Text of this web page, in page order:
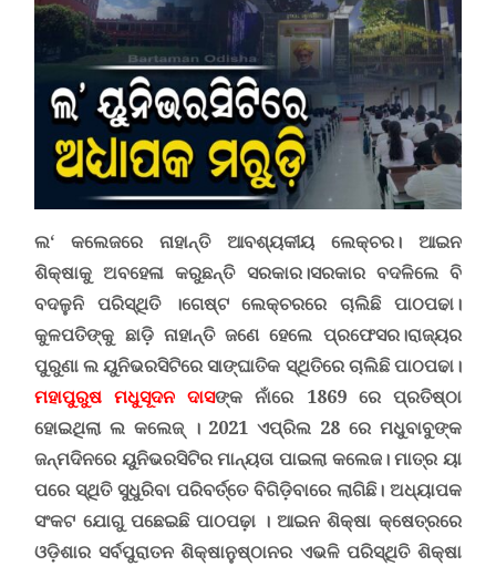
ଲ‘ କଲେଜରେ ନାହାନ୍ତି ଆବଶ୍ୟକୀୟ ଲେକ୍ଚର। ଆଇନ
ଶିକ୍ଷାକୁ ଅବହେଳା କରୁଛନ୍ତି ସରକାର।ସରକାର ବଦଳିଲେ ବି
ବଦଳୁନି ପରିସ୍ଥିତି ।ଗେଷ୍ଟ ଲେକ୍ଚରରେ ଚାଲିଛି ପାଠପଢା।
କୁଳପତିଙ୍କୁ ଛାଡ଼ି ନାହାନ୍ତି ଜଣେ ହେଲେ ପ୍ରଫେସର।ରାଜ୍ୟର
ପୁରୁଣା ଲ ୟୁନିଭରସିଟିରେ ସାଙ୍ଘାତିକ ସ୍ଥିତିରେ ଚାଲିଛି ପାଠପଢା।
ମହାପୁରୁଷ ମଧୁସୂଦନ ଦାସଙ୍କ ନାଁରେ 1869 ରେ ପ୍ରତିଷ୍ଠା
ହୋଇଥିଲା ଲ କଲେଜ୍ । 2021 ଏପ୍ରିଲ 28 ରେ ମଧୁବାବୁଙ୍କ
ଜନ୍ମଦିନରେ ୟୁନିଭରସିଟିର ମାନ୍ୟତା ପାଇଲା କଲେଜ। ମାତ୍ର ୟା
ପରେ ସ୍ଥିତି ସୁଧୁରିବା ପରିବର୍ତ୍ତେ ବିଗିଡ଼ିବାରେ ଲାଗିଛି। ଅଧ୍ୟାପକ
ସଂକଟ ଯୋଗୁ ପଛେଇଛି ପାଠପଢ଼ା। ଆଇନ ଶିକ୍ଷା କ୍ଷେତ୍ରରେ
ଓଡ଼ିଶାର ସର୍ବପୁରାତନ ଶିକ୍ଷାନୁଷ୍ଠାନର ଏଭଳି ପରିସ୍ଥିତି ଶିକ୍ଷା